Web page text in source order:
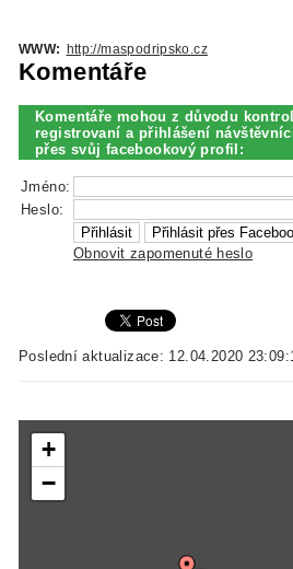
WWW: http://maspodripsko.cz
Komentáře
Komentáře mohou z důvodu
registrovaní a přihlášení
přes svůj facebookový profil:
Jméno:
Heslo:
Obnovit zapomenuté heslo
Poslední aktualizace: 12.04.2020
+
−